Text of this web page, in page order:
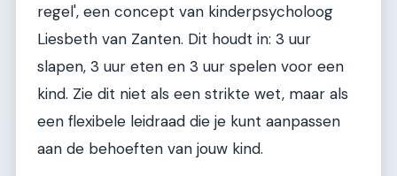
regel', een concept van kinderpsycholoog
Liesbeth van Zanten. Dit houdt in: 3 uur
slapen, 3 uur eten en 3 uur spelen voor een
kind. Zie dit niet als een strikte wet, maar als
een flexibele leidraad die je kunt aanpassen
aan de behoeften van jouw kind.